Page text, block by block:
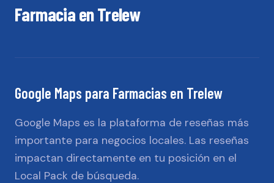
FarmaciaenTrelew
Google Maps para Farmacias en Trelew
Google Maps es la plataforma de reseñas más
importante para negocios locales. Las reseñas
impactan directamente en tu posición en el
Local Pack de búsqueda.